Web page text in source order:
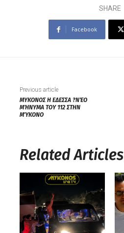
SHARE
Facebook
Previous article
ΜΥΚΟΝΟΣ Η ΕΔΕΣΣΑ ?ΝΈΟ
ΜΉΝΥΜΑ ΤΟΥ 112 ΣΤΗΝ
ΜΎΚΟΝΟ
Related Articles